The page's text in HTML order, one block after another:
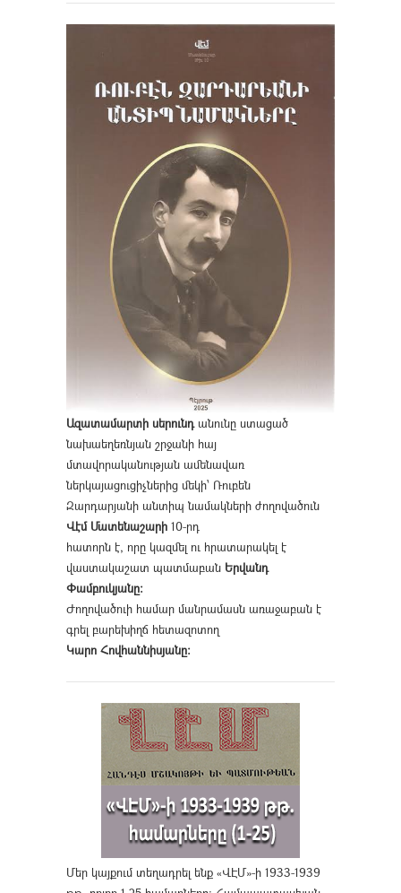
Ազատամարտի սերունդանունը ստացած
նախաեղեռնյան շրջանի հայ
մտավորականության ամենավառ
ներկայացուցիչներից մեկի՝ Ռուբեն
Զարդարյանի անտիպ նամակների ժողովածուն
Վէմ Մատենաշարի 10-րդ
հատորն է, որը կազմել ու հրատարակել է
վաստակաշատ պատմաբան Երվանդ
Փամբուկյանը։
Ժողովածուի համար մանրամասն առաջաբան է
գրել բարեխիղճ հետազոտող
Կարո Հովհաննիսյանը։
Մեր կայքում տեղադրել ենք «ՎԷՄ»-ի 1933-1939